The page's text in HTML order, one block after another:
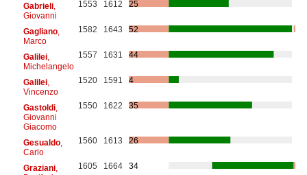
Gabrieli,
Giovanni
1553 1612 25
Gagliano,
Marco
1582 1643 52
Galilei,
Michelangelo
1557 1631 44
Galilei,
Vincenzo
1520 1591 4
Gastoldi,
Giovanni
Giacomo
1550 1622 35
Gesualdo,
Carlo
1560 1613 26
Graziani,
1605 1664 34